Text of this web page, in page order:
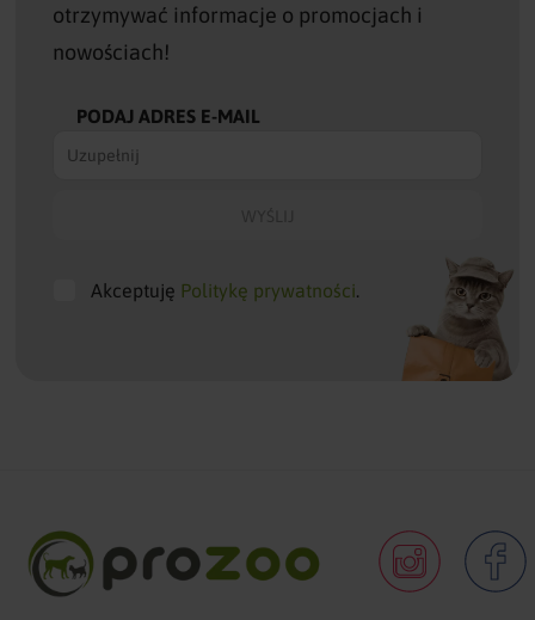
otrzymywać informacje o promocjach i
nowościach!
PODAJ ADRES E-MAIL
Akceptuję Politykę prywatności.